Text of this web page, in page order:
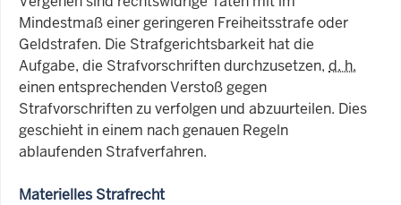
Mindestmaß einer geringeren Freiheitsstrafe oder
Geldstrafen. Die Strafgerichtsbarkeit hat die
Aufgabe, die Strafvorschriften durchzusetzen, d. h.
einen entsprechenden Verstoß gegen
Strafvorschriften zu verfolgen und abzuurteilen. Dies
geschieht in einem nach genauen Regeln
ablaufenden Strafverfahren.
Materielles Strafrecht